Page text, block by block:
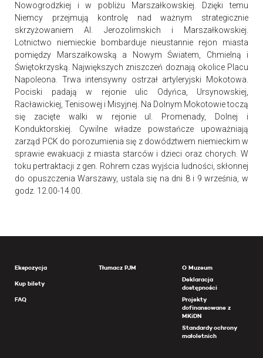
Nowogrodzkiej i w pobliżu Marszałkowskiej. Dzięki temu
Niemcy przejmują kontrolę nad ważnym strategicznie
skrzyżowaniem Al. Jerozolimskich i Marszałkowskiej.
Lotnictwo niemieckie bombarduje nieustannie rejon miasta
pomiędzy Marszałkowską a Nowym Światem, Chmielną i
Świętokrzyską. Największych zniszczeń doznają okolice Placu
Napoleona. Trwa intensywny ostrzał artyleryjski Mokotowa.
Pociski padają w rejonie ulic Odyńca, Ursynowskiej,
Racławickiej, Tenisowej i Misyjnej. Na Dolnym Mokotowie toczą
się zacięte walki w rejonie ul. Promenady, Dolnej i
Konduktorskiej. Cywilne władze powstańcze upoważniają
zarząd PCK do porozumienia się z dowództwem niemieckim w
sprawie ewakuacji z miasta starców i dzieci oraz chorych. W
toku pertraktacji z gen. Rohrem czas wyjścia ludności, skłonnej
do opuszczenia Warszawy, ustala się na dni 8 i 9 września, w
godz. 12.00-14.00.
Ekspozycja
Kup bilety
FAQ
Tłumacz PJM
O Muzeum
Deklaracja
dostępności
Projekty
dofinansowane z
MKiDN
Standardy ochrony
małoletnich